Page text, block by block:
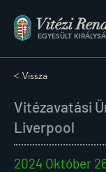
Vitézi
EGYESÜLT
< Vissza
Vitézavatási
Liverpool
2024 Október